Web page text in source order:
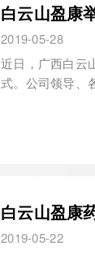
白云山盈康
2019-05-28
近日，广西白云
式。公司领导、
白云山盈康
2019-05-22